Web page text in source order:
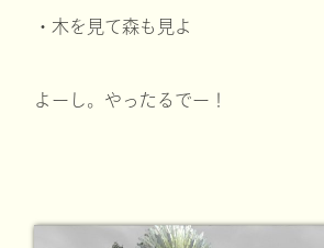
・木を見て森も見よ
よーし。やったるでー！